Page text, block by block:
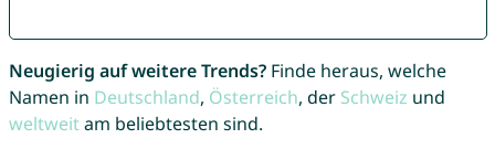
Neugierig auf weitere Trends?Finde heraus, welche
Namen in Deutschland, Österreich, der Schweiz und
weltweitam beliebtesten sind.